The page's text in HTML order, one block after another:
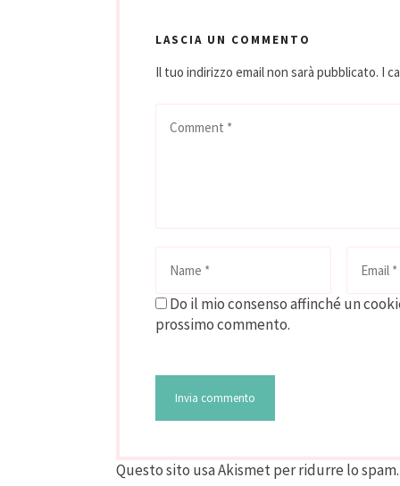
LASCIA UN COMMENTO
Il tuo indirizzo email non sarà pubblicato. I
Do il mio consenso affinché un
prossimo commento.
Questo sito usa Akismet per ridurre lo spam.